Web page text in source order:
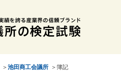
＞ 池田商工会議所 ＞簿記